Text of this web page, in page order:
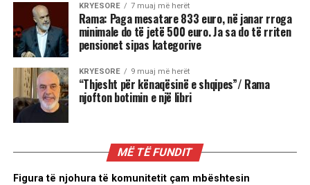
KRYESORE 7 muaj më herët
Rama: Paga mesatare 833 euro, në janar rroga
minimale do të jetë 500 euro. Ja sa do të rriten
pensionet sipas kategorive
KRYESORE 9 muaj më herët
“Thjesht për kënaqësinë e shqipes”/ Rama
njofton botimin e një libri
MË TË FUNDIT
Figura të njohura të komunitetit çam mbështesin